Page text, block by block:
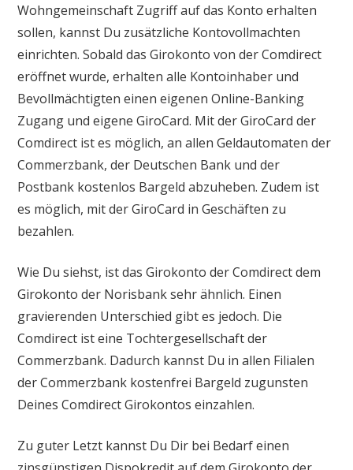
Wohngemeinschaft Zugriff auf das Konto erhalten
sollen, kannst Du zusätzliche Kontovollmachten
einrichten. Sobald das Girokonto von der Comdirect
eröffnet wurde, erhalten alle Kontoinhaber und
Bevollmächtigten einen eigenen Online-Banking
Zugang und eigene GiroCard. Mit der GiroCard der
Comdirect ist es möglich, an allen Geldautomaten der
Commerzbank, der Deutschen Bank und der
Postbank kostenlos Bargeld abzuheben. Zudem ist
es möglich, mit der GiroCard in Geschäften zu
bezahlen.
Wie Du siehst, ist das Girokonto der Comdirect dem
Girokonto der Norisbank sehr ähnlich. Einen
gravierenden Unterschied gibt es jedoch. Die
Comdirect ist eine Tochtergesellschaft der
Commerzbank. Dadurch kannst Du in allen Filialen
der Commerzbank kostenfrei Bargeld zugunsten
Deines Comdirect Girokontos einzahlen.
Zu guter Letzt kannst Du Dir bei Bedarf einen